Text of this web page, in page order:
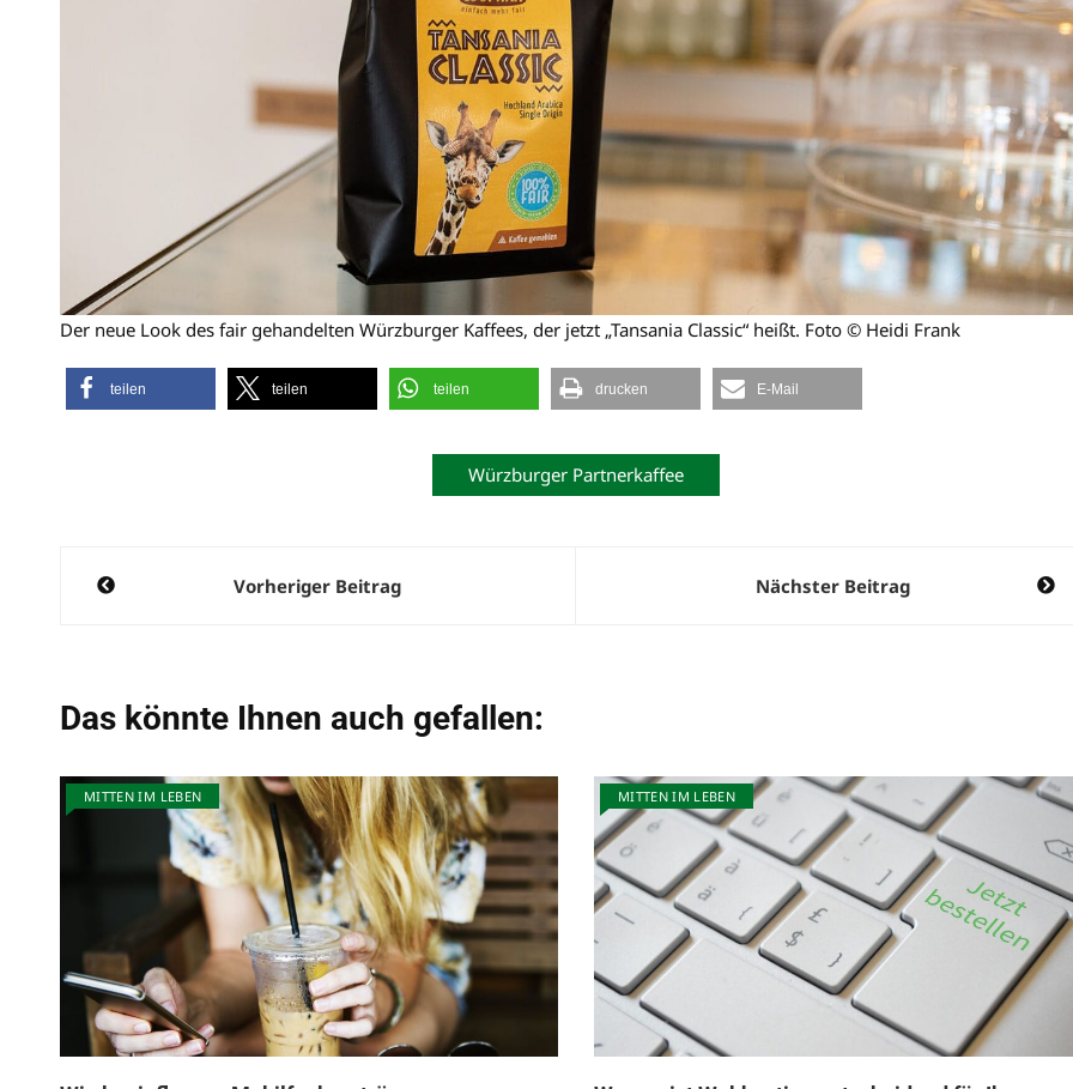
Der neue Look des fair gehandelten Würzburger Kaffees, der jetzt „Tansania Classic“ heißt. Foto © Heidi Frank
teilen teilen teilen drucken E-Mail
Würzburger Partnerkaffee
Beitragsnavigation
Vorheriger Beitrag Nächster Beitrag
Das könnte Ihnen auch gefallen:
MITTEN IM LEBEN MITTEN IM LEBEN